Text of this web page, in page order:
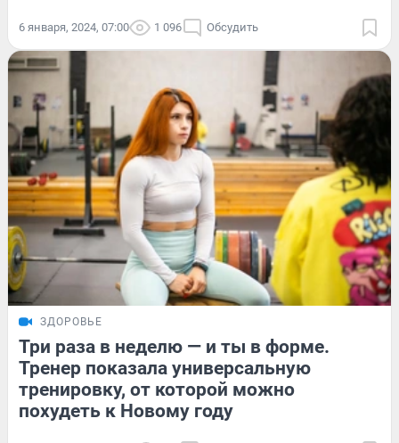
6 января, 2024, 07:00 1 096 Обсудить
ЗДОРОВЬЕ
Три раза в неделю — и ты в форме.
Тренер показала универсальную
тренировку, от которой можно
похудеть к Новому году